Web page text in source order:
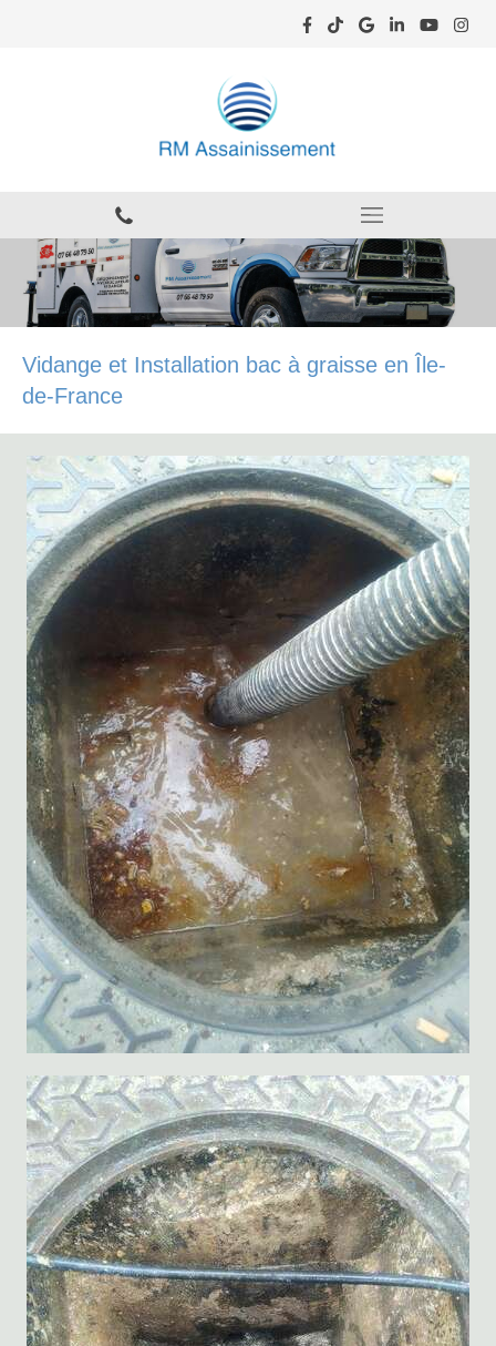
Vidange et Installation bac à graisse en Île-
de-France